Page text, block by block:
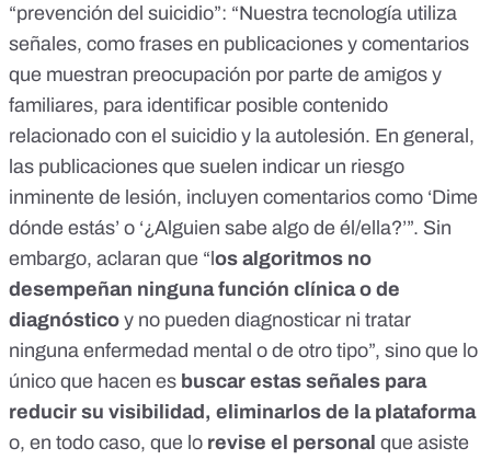
“prevención del suicidio”: “Nuestra tecnología utiliza
señales, como frases en publicaciones y comentarios
que muestran preocupación por parte de amigos y
familiares, para identificar posible contenido
relacionado con el suicidio y la autolesión. En general,
las publicaciones que suelen indicar un riesgo
inminente de lesión, incluyen comentarios como ‘Dime
dónde estás’ o ‘¿Alguien sabe algo de él/ella?’”. Sin
embargo, aclaran que “los algoritmos no
desempeñan ninguna función clínica o de
diagnóstico y no pueden diagnosticar ni tratar
ninguna enfermedad mental o de otro tipo”, sino que lo
único que hacen es buscar estas señales para
reducir su visibilidad, eliminarlos de la plataforma
o, en todo caso, que lo revise el personal que asiste